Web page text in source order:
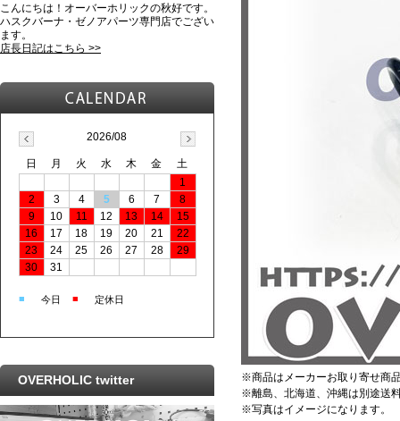
※商品はメーカーお取り寄せ商
※離島、北海道、沖縄は別途送
※写真はイメージになります。
こんにちは！オーバーホリックの秋好です。
ハスクバーナ・ゼノアパーツ専門店でござい
ます。
店長日記はこちら >>
2026/08
日 月 火 水 木 金
土
1
2
3 4 5 6 7
8
9
10 11 12 13 14
15
16
17 18 19 20 21
22
23
24 25 26 27 28
29
30
31
■ 今日 ■ 定休日
OVERHOLIC twitter